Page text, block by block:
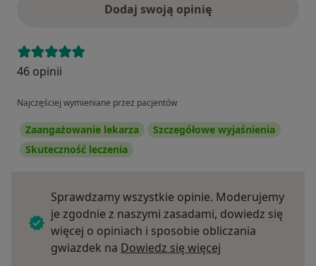
Dodaj swoją opinię
46 opinii
Najczęściej wymieniane przez pacjentów
Zaangażowanie lekarza
Szczegółowe wyjaśnienia
Skuteczność leczenia
Sprawdzamy wszystkie opinie. Moderujemy
je zgodnie z naszymi zasadami, dowiedz się
więcej o opiniach i sposobie obliczania
gwiazdek na Dowiedz się więcej